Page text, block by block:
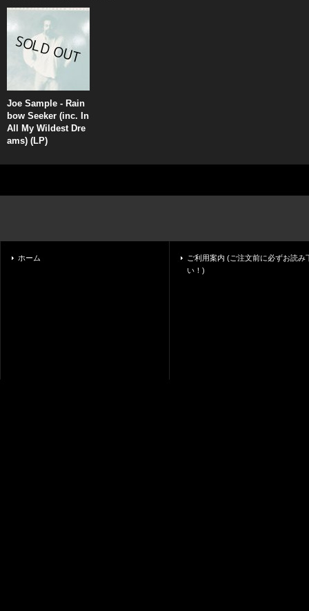
Joe Sample - Rain
bow Seeker (inc. In
All My Wildest Dre
ams) (LP)
ホーム
ご利用案内 (ご注文前に必ずお読み
い！)